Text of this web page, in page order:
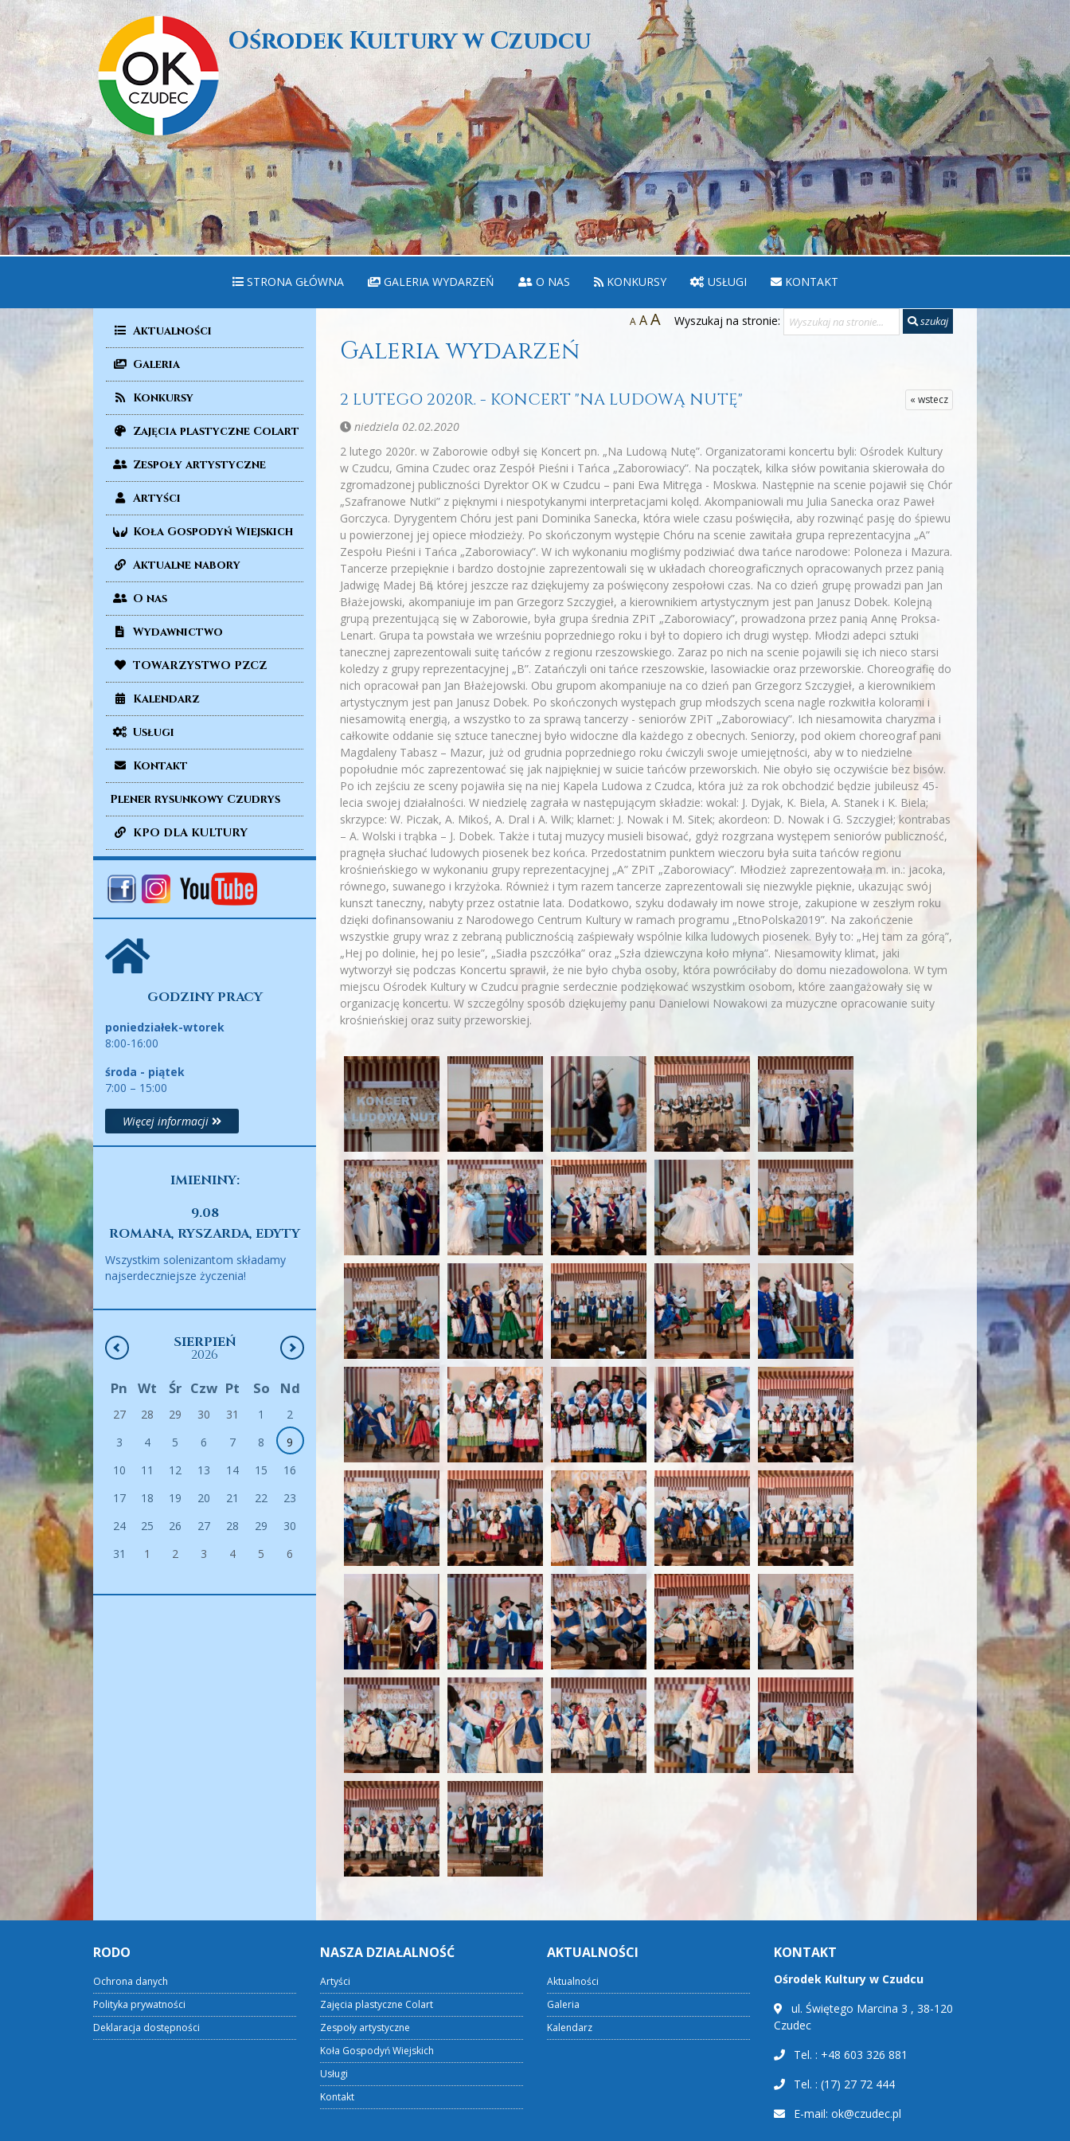
Ośrodek Kultury w Czudcu
STRONA GŁÓWNA GALERIA WYDARZEŃ O NAS KONKURSY USŁUGI KONTAKT
Aktualności
Galeria
Konkursy
Zajęcia plastyczne Colart
Zespoły artystyczne
Artyści
Koła Gospodyń Wiejskich
Aktualne nabory
O nas
Wydawnictwo
TOWARZYSTWO PZCZ
Kalendarz
Usługi
Kontakt
Plener rysunkowy Czudrys
KPO DLA KULTURY
GODZINY PRACY
poniedziałek-wtorek
8:00-16:00
środa - piątek
7:00 – 15:00
Więcej informacji
IMIENINY:
9.08
ROMANA, RYSZARDA, EDYTY
Wszystkim solenizantom składamy
najserdeczniejsze życzenia!
SIERPIEŃ
2026
Pn Wt Śr Czw Pt So Nd
27 28 29 30 31 1
2
3
4 5 6 7 8
9
10
11 12 13 14 15
16
17
18 19 20 21 22
23
24
25 26 27 28 29
30
31
1 2 3 4 5 6
A AA Wyszukaj na stronie: szukaj
Galeria wydarzeń
« wstecz
2 LUTEGO 2020R. - KONCERT "NA LUDOWĄ NUTĘ"
niedziela 02.02.2020
2 lutego 2020r. w Zaborowie odbył się Koncert pn. „Na Ludową Nutę”. Organizatorami koncertu byli: Ośrodek Kultury
w Czudcu, Gmina Czudec oraz Zespół Pieśni i Tańca „Zaborowiacy”. Na początek, kilka słów powitania skierowała do
zgromadzonej publiczności Dyrektor OK w Czudcu – pani Ewa Mitręga - Moskwa. Następnie na scenie pojawił się Chór
„Szafranowe Nutki” z pięknymi i niespotykanymi interpretacjami kolęd. Akompaniowali mu Julia Sanecka oraz Paweł
Gorczyca. Dyrygentem Chóru jest pani Dominika Sanecka, która wiele czasu poświęciła, aby rozwinąć pasję do śpiewu
u powierzonej jej opiece młodzieży. Po skończonym występie Chóru na scenie zawitała grupa reprezentacyjna „A”
Zespołu Pieśni i Tańca „Zaborowiacy”. W ich wykonaniu mogliśmy podziwiać dwa tańce narodowe: Poloneza i Mazura.
Tancerze przepięknie i bardzo dostojnie zaprezentowali się w układach choreograficznych opracowanych przez panią
Jadwigę Madej Bӓr, której jeszcze raz dziękujemy za poświęcony zespołowi czas. Na co dzień grupę prowadzi pan Jan
Błażejowski, akompaniuje im pan Grzegorz Szczygieł, a kierownikiem artystycznym jest pan Janusz Dobek. Kolejną
grupą prezentującą się w Zaborowie, była grupa średnia ZPiT „Zaborowiacy”, prowadzona przez panią Annę Proksa-
Lenart. Grupa ta powstała we wrześniu poprzedniego roku i był to dopiero ich drugi występ. Młodzi adepci sztuki
tanecznej zaprezentowali suitę tańców z regionu rzeszowskiego. Zaraz po nich na scenie pojawili się ich nieco starsi
koledzy z grupy reprezentacyjnej „B”. Zatańczyli oni tańce rzeszowskie, lasowiackie oraz przeworskie. Choreografię do
nich opracował pan Jan Błażejowski. Obu grupom akompaniuje na co dzień pan Grzegorz Szczygieł, a kierownikiem
artystycznym jest pan Janusz Dobek. Po skończonych występach grup młodszych scena nagle rozkwitła kolorami i
niesamowitą energią, a wszystko to za sprawą tancerzy - seniorów ZPiT „Zaborowiacy”. Ich niesamowita charyzma i
całkowite oddanie się sztuce tanecznej było widoczne dla każdego z obecnych. Seniorzy, pod okiem choreograf pani
Magdaleny Tabasz – Mazur, już od grudnia poprzedniego roku ćwiczyli swoje umiejętności, aby w to niedzielne
popołudnie móc zaprezentować się jak najpiękniej w suicie tańców przeworskich. Nie obyło się oczywiście bez bisów.
Po ich zejściu ze sceny pojawiła się na niej Kapela Ludowa z Czudca, która już za rok obchodzić będzie jubileusz 45-
lecia swojej działalności. W niedzielę zagrała w następującym składzie: wokal: J. Dyjak, K. Biela, A. Stanek i K. Biela;
skrzypce: W. Piczak, A. Mikoś, A. Dral i A. Wilk; klarnet: J. Nowak i M. Sitek; akordeon: D. Nowak i G. Szczygieł; kontrabas
– A. Wolski i trąbka – J. Dobek. Także i tutaj muzycy musieli bisować, gdyż rozgrzana występem seniorów publiczność,
pragnęła słuchać ludowych piosenek bez końca. Przedostatnim punktem wieczoru była suita tańców regionu
krośnieńskiego w wykonaniu grupy reprezentacyjnej „A” ZPiT „Zaborowiacy”. Młodzież zaprezentowała m. in.: jacoka,
równego, suwanego i krzyżoka. Również i tym razem tancerze zaprezentowali się niezwykle pięknie, ukazując swój
kunszt taneczny, nabyty przez ostatnie lata. Dodatkowo, szyku dodawały im nowe stroje, zakupione w zeszłym roku
dzięki dofinansowaniu z Narodowego Centrum Kultury w ramach programu „EtnoPolska2019”. Na zakończenie
wszystkie grupy wraz z zebraną publicznością zaśpiewały wspólnie kilka ludowych piosenek. Były to: „Hej tam za górą”,
„Hej po dolinie, hej po lesie”, „Siadła pszczółka” oraz „Szła dziewczyna koło młyna”. Niesamowity klimat, jaki
wytworzył się podczas Koncertu sprawił, że nie było chyba osoby, która powróciłaby do domu niezadowolona. W tym
miejscu Ośrodek Kultury w Czudcu pragnie serdecznie podziękować wszystkim osobom, które zaangażowały się w
organizację koncertu. W szczególny sposób dziękujemy panu Danielowi Nowakowi za muzyczne opracowanie suity
krośnieńskiej oraz suity przeworskiej.
RODO
Ochrona danych
Polityka prywatności
Deklaracja dostępności
NASZA DZIAŁALNOŚĆ
Artyści
Zajęcia plastyczne Colart
Zespoły artystyczne
Koła Gospodyń Wiejskich
Usługi
Kontakt
AKTUALNOŚCI
Aktualności
Galeria
Kalendarz
KONTAKT
Ośrodek Kultury w Czudcu
ul. Świętego Marcina 3 , 38-120
Czudec
Tel. : +48 603 326 881
Tel. : (17) 27 72 444
E-mail: ok@czudec.pl